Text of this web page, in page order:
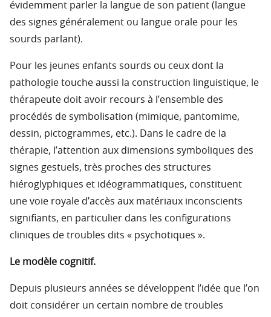
évidemment parler la langue de son patient (langue
des signes généralement ou langue orale pour les
sourds parlant).
Pour les jeunes enfants sourds ou ceux dont la
pathologie touche aussi la construction linguistique, le
thérapeute doit avoir recours à l’ensemble des
procédés de symbolisation (mimique, pantomime,
dessin, pictogrammes, etc.). Dans le cadre de la
thérapie, l’attention aux dimensions symboliques des
signes gestuels, très proches des structures
hiéroglyphiques et idéogrammatiques, constituent
une voie royale d’accès aux matériaux inconscients
signifiants, en particulier dans les configurations
cliniques de troubles dits « psychotiques ».
Le modèle cognitif.
Depuis plusieurs années se développent l’idée que l’on
doit considérer un certain nombre de troubles